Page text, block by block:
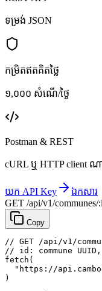
ទម្រង់ JSON
កម្រិតឥតគិតថ្លៃ
១,០០០ សំណើ/ថ្ងៃ
Postman & REST
cURL ឬ HTTP client
យក API Key
ឯកសារ
GET /api/v1/communes/
Copy
// GET /api/v1/
// id: commune
fetch (
"https://
)